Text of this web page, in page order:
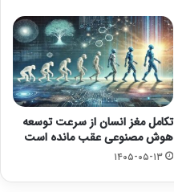
تکامل مغز انسان از سرعت توسعه
هوش مصنوعی عقب مانده است
۱۴۰۵-۰۵-۱۳